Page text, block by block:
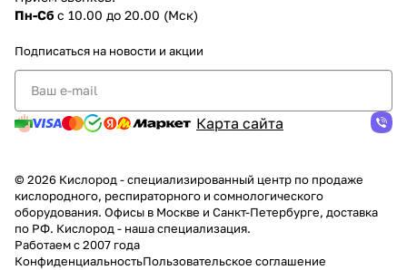
Пн-Сб с 10.00 до 20.00 (Мск)
Подписаться на новости и акции
Карта сайта
© 2026 Кислород - специализированный центр по продаже
кислородного, респираторного и сомнологического
оборудования. Офисы в Москве и Санкт-Петербурге, доставка
по РФ. Кислород - наша специализация.
Работаем с 2007 года
КонфиденциальностьПользовательское соглашение